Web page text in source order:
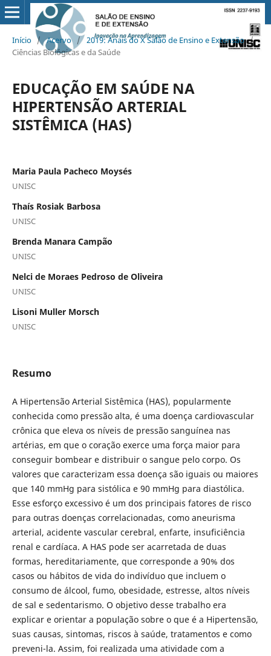
Início / Acervo / 2019: Anais do X Salão de Ensino e Extensão /
Ciências Biológicas e da Saúde
EDUCAÇÃO EM SAÚDE NA
HIPERTENSÃO ARTERIAL
SISTÊMICA (HAS)
Maria Paula Pacheco Moysés
UNISC
Thaís Rosiak Barbosa
UNISC
Brenda Manara Campão
UNISC
Nelci de Moraes Pedroso de Oliveira
UNISC
Lisoni Muller Morsch
UNISC
Resumo
A Hipertensão Arterial Sistêmica (HAS), popularmente
conhecida como pressão alta, é uma doença cardiovascular
crônica que eleva os níveis de pressão sanguínea nas
artérias, em que o coração exerce uma força maior para
conseguir bombear e distribuir o sangue pelo corpo. Os
valores que caracterizam essa doença são iguais ou maiores
que 140 mmHg para sistólica e 90 mmHg para diastólica.
Esse esforço excessivo é um dos principais fatores de risco
para outras doenças correlacionadas, como aneurisma
arterial, acidente vascular cerebral, enfarte, insuficiência
renal e cardíaca. A HAS pode ser acarretada de duas
formas, hereditariamente, que corresponde a 90% dos
casos ou hábitos de vida do indivíduo que incluem o
consumo de álcool, fumo, obesidade, estresse, altos níveis
de sal e sedentarismo. O objetivo desse trabalho era
explicar e orientar a população sobre o que é a Hipertensão,
suas causas, sintomas, riscos à saúde, tratamentos e como
preveni-la. Assim, foi realizada uma atividade com a